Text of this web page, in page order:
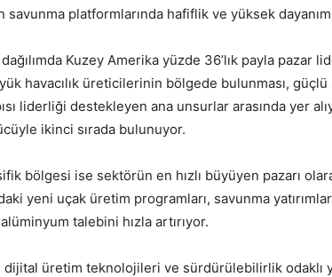
savunma platformlarında hafiflik ve yüksek
Kuzey Amerika yüzde 36’lık payla pazar
havacılık üreticilerinin bölgede bulunması,
liderliği destekleyen ana unsurlar arasında yer
ikinci sırada bulunuyor.
bölgesi ise sektörün en hızlı büyüyen pazarı
yeni uçak üretim programları, savunma
alüminyum talebini hızla artırıyor.
üretim teknolojileri ve sürdürülebilirlik odaklı